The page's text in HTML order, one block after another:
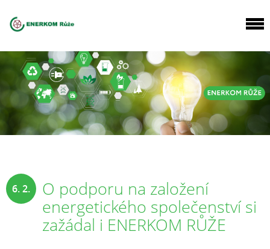
6. 2.
O podporu na založení
energetického společenství si
zažádal i ENERKOM RŮŽE